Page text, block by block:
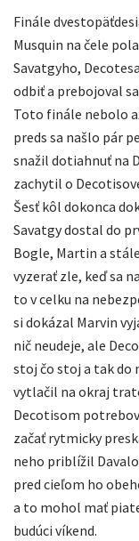
Finále
Musquin na čele
Savatgyho,
odbiť a prebojoval
Toto finále nebolo
preds sa našlo pár
snažil dotiahnuť na
zachytil o
Šesť kôl dokonca
Savatgy dostal do
Bogle, Martin a
vyzerať zle, keď sa
to v celku na
si dokázal Marvin
nič neudeje, ale
stoj čo stoj a tak do
vytlačil na okraj
Decotisom
začať rytmicky
neho priblížil
pred cieľom ho
a to mohol mať
budúci víkend.